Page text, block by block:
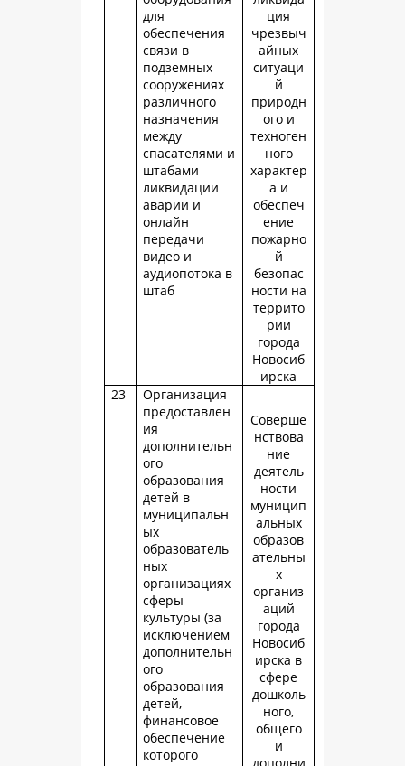
для
обеспечения
связи в
подземных
сооружениях
различного
назначения
между
спасателями и
штабами
ликвидации
аварии и
онлайн
передачи
видео и
аудиопотока в
штаб
ция
чрезвыч
айных
ситуаци
й
природн
ого и
техноген
ного
характер
а и
обеспеч
ение
пожарно
й
безопас
ности на
террито
рии
города
Новосиб
ирска
23
Организация
предоставлен
ия
дополнительн
ого
образования
детей в
муниципальн
ых
образователь
ных
организациях
сферы
культуры (за
исключением
дополнительн
ого
образования
детей,
финансовое
обеспечение
которого
Соверше
нствова
ние
деятель
ности
муницип
альных
образов
ательны
х
организ
аций
города
Новосиб
ирска в
сфере
дошколь
ного,
общего
и